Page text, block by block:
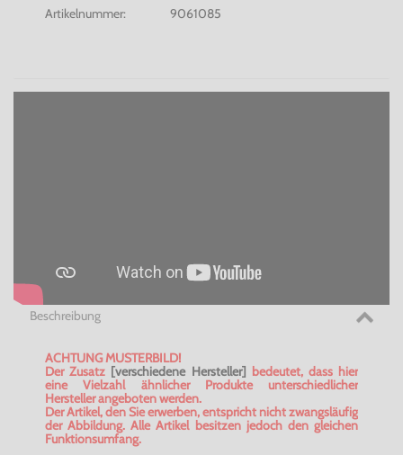
Artikelnummer:
9061085
Beschreibung
ACHTUNG MUSTERBILD!
Der Zusatz [verschiedene Hersteller] bedeutet, dass hier
eine Vielzahl ähnlicher Produkte unterschiedlicher
Hersteller angeboten werden.
Der Artikel, den Sie erwerben, entspricht nicht zwangsläufig
der Abbildung. Alle Artikel besitzen jedoch den gleichen
Funktionsumfang.